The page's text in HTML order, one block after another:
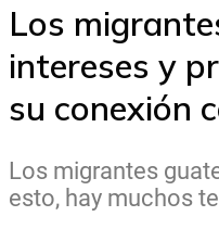
Los
intereses y
su conexión
Los migrantes
esto, hay muchos